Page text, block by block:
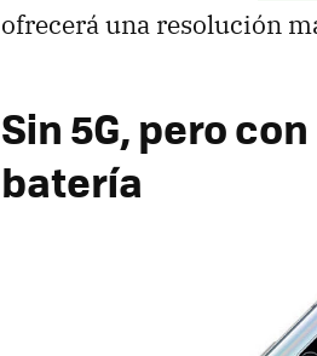
ofrecerá una resolución
Sin 5G, pero
batería